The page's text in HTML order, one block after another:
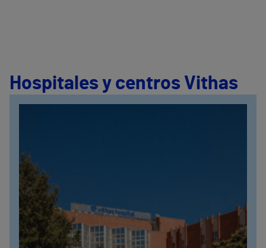
Hospitales y centros Vithas